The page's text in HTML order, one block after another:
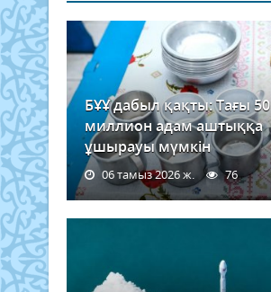
БҰҰ дабыл қақты: Тағы 50
миллион адам аштыққа
ұшырауы мүмкін
06 тамыз 2026 ж. 76